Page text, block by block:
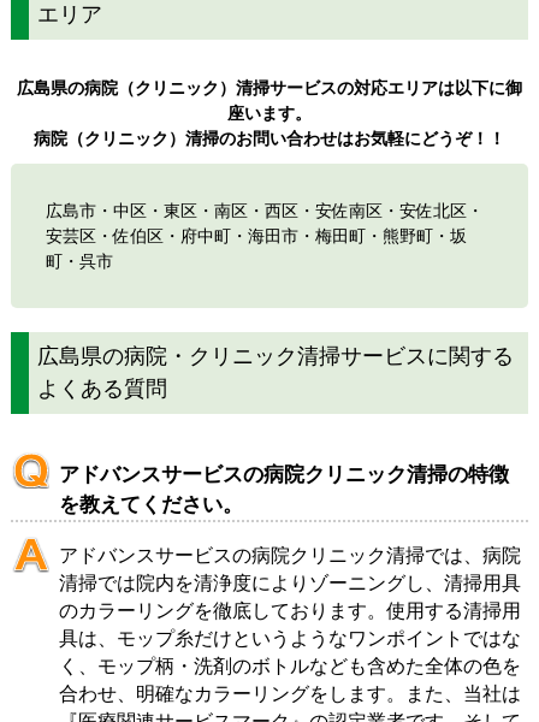
エリア
広島県の病院（クリニック）清掃サービスの対応エリアは以下に御
座います。
病院（クリニック）清掃のお問い合わせはお気軽にどうぞ！！
広島市・中区・東区・南区・西区・安佐南区・安佐北区・
安芸区・佐伯区・府中町・海田市・梅田町・熊野町・坂
町・呉市
広島県の病院・クリニック清掃サービスに関する
よくある質問
アドバンスサービスの病院クリニック清掃の特徴
を教えてください。
アドバンスサービスの病院クリニック清掃では、病院
清掃では院内を清浄度によりゾーニングし、清掃用具
のカラーリングを徹底しております。使用する清掃用
具は、モップ糸だけというようなワンポイントではな
く、モップ柄・洗剤のボトルなども含めた全体の色を
合わせ、明確なカラーリングをします。また、当社は